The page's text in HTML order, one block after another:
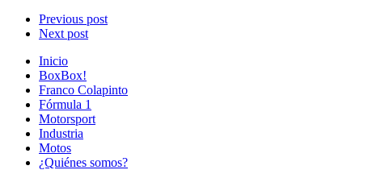
Previous post
Next post
Inicio
BoxBox!
Franco Colapinto
Fórmula 1
Motorsport
Industria
Motos
¿Quiénes somos?